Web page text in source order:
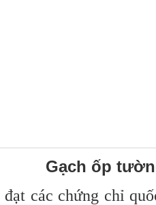
Gạch ốp
đạt các chứng chỉ